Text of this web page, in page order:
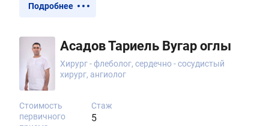
Подробнее
Асадов Тариель Вугар оглы
Хирург - флеболог, сердечно - сосудистый
хирург, ангиолог
Стаж
5
Стоимость
первичного